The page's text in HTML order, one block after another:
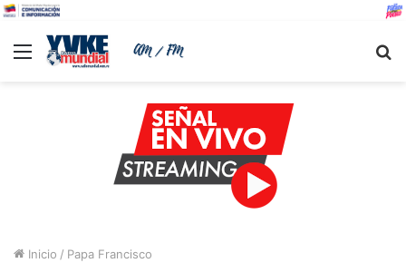
Menu
Inicio / Papa Francisco